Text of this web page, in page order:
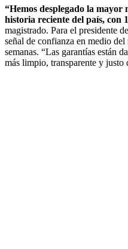
“Hemos desplegado la mayor
historia reciente del país, con
magistrado. Para el presidente
señal de confianza en medio
semanas. “Las garantías están
más limpio, transparente y justo